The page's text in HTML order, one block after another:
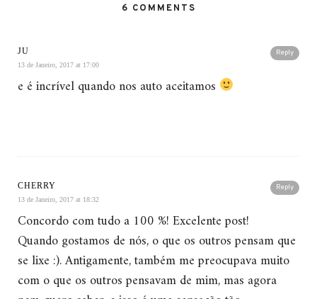
6 COMMENTS
Reply
JU
13 de Janeiro, 2017 at 17:00
e é incrível quando nos auto aceitamos
Reply
CHERRY
13 de Janeiro, 2017 at 18:32
Concordo com tudo a 100 %! Excelente post!
Quando gostamos de nós, o que os outros pensam que
se lixe :). Antigamente, também me preocupava muito
com o que os outros pensavam de mim, mas agora